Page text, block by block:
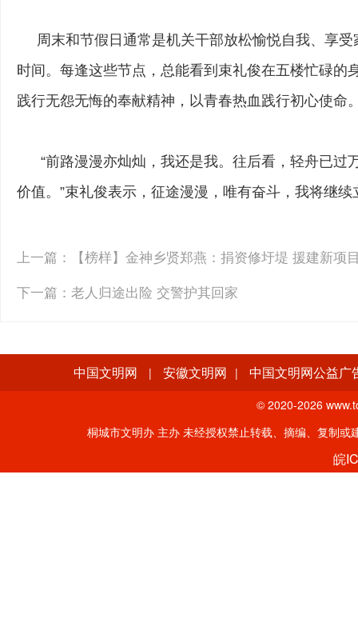
周末和节假日通常是机关干部放松愉悦自我、享受
时间。每逢这些节点，总能看到束礼俊在五楼忙碌
践行无怨无悔的奉献精神，以青春热血践行初心使命
“前路漫漫亦灿灿，我还是我。往后看，轻舟已过
价值。”束礼俊表示，征途漫漫，唯有奋斗，我将继
上一篇：
【榜样】金神乡贤郑燕：捐资修圩堤 援建新项
下一篇： 老人归途出险 交警护其回家
中国文明网 | 安徽文明网 | 中国文明网公益广
© 2020-2026
桐城市文明办 主办 未经授权禁止转载、摘编、复制
皖